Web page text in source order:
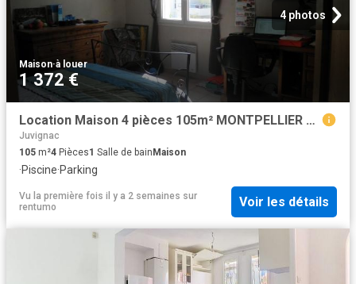
4 photos
Maison·à louer
1 372 €
Location Maison 4 pièces 105m² MONTPELLIER 34070
Juvignac
105 m²4 Pièces1 Salle de bainMaison
·Piscine·Parking
Vu la première fois il y a 2 semaines sur
rentumo
Voir les détails